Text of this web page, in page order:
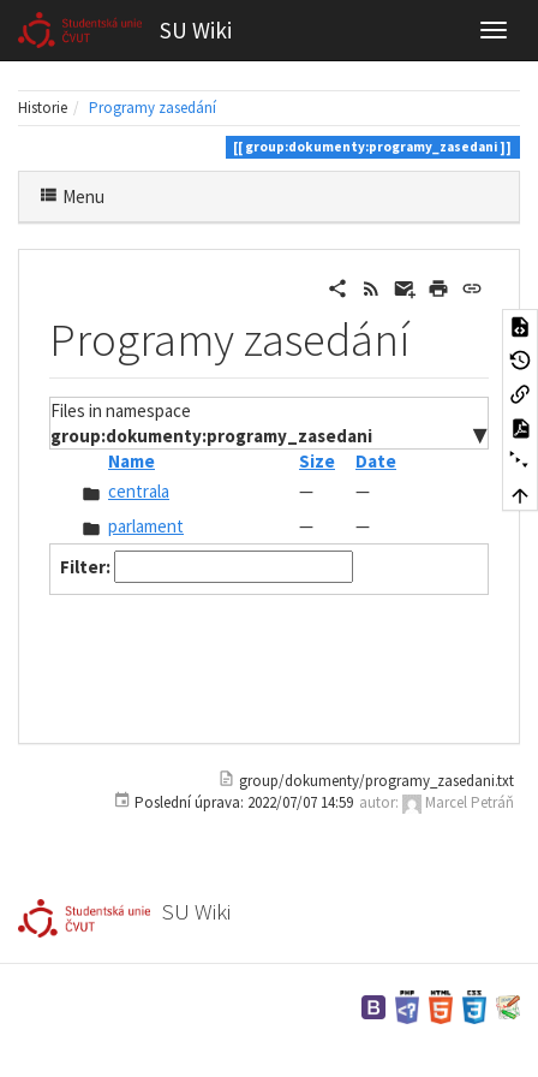
SU Wiki
Historie Programy zasedání
group:dokumenty:programy_zasedani
Menu
Programy zasedání
Files in namespace
group:dokumenty:programy_zasedani
▼
Name
Size
Date
centrala
—
—
parlament
—
—
Filter:
group/dokumenty/programy_zasedani.txt
Poslední úprava: 2022/07/07 14:59 autor: Marcel Petráň
SU Wiki